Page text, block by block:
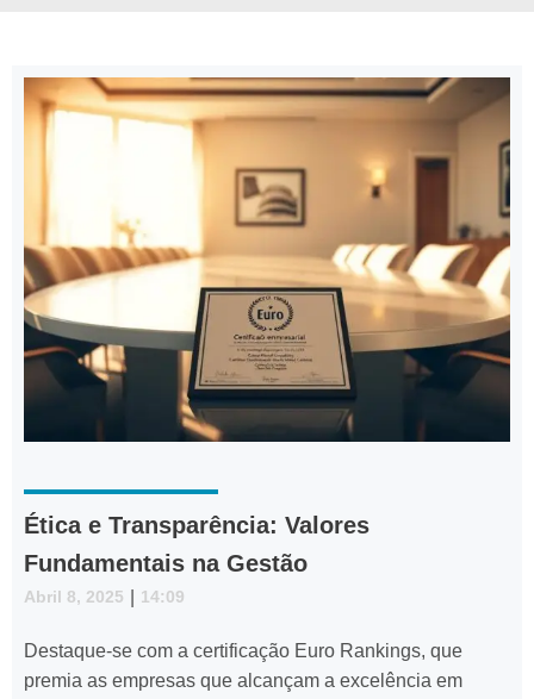
Ética e Transparência: Valores
Fundamentais na Gestão
Abril 8, 2025 14:09
Destaque-se com a certificação Euro Rankings, que
premia as empresas que alcançam a excelência em